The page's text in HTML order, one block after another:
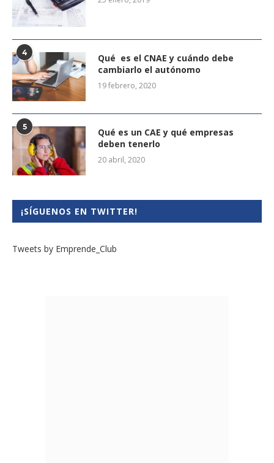
4
Qué es el CNAE y cuándo debe
cambiarlo el autónomo
19 febrero, 2020
5
Qué es un CAE y qué empresas
deben tenerlo
20 abril, 2020
¡SÍGUENOS EN TWITTER!
Tweets by Emprende_Club